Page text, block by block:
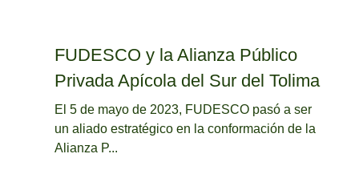
FUDESCO y la Alianza Público
Privada Apícola del Sur del Tolima
El 5 de mayo de 2023, FUDESCO pasó a ser
un aliado estratégico en la conformación de la
Alianza P...